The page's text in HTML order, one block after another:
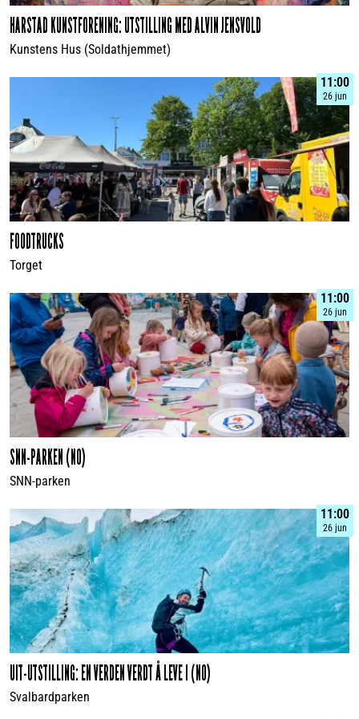
HARSTAD KUNSTFORENING: UTSTILLING MED ALVIN JENSVOLD
Kunstens Hus (Soldathjemmet)
FOODTRUCKS
Torget
11:00
26 jun
SNN-PARKEN (NO)
SNN-parken
11:00
26 jun
UIT-UTSTILLING: EN VERDEN VERDT Å LEVE I (NO)
Svalbardparken
11:00
26 jun